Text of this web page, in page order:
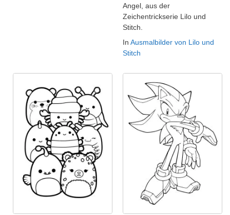
Angel, aus der
Zeichentrickserie Lilo und
Stitch.
In Ausmalbilder von Lilo und
Stitch